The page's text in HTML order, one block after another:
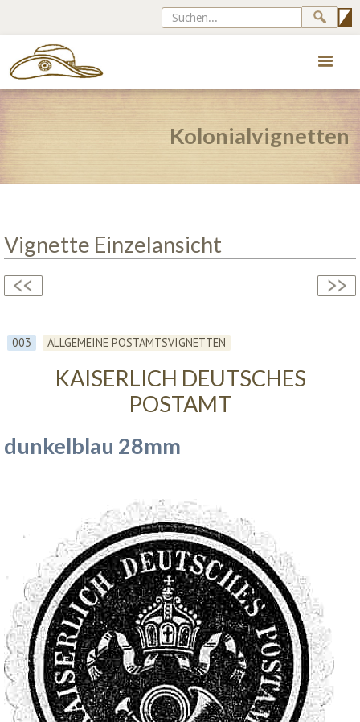
Kolonialvignetten
Vignette Einzelansicht
003 ALLGEMEINE POSTAMTSVIGNETTEN
KAISERLICH DEUTSCHES
POSTAMT
dunkelblau 28mm